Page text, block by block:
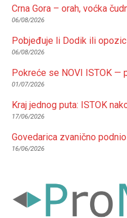
Crna Gora – orah, voćka
06/08/2026
Pobjeđuje li Dodik ili
06/08/2026
Pokreće se NOVI ISTOK —
01/07/2026
Kraj jednog puta: ISTOK
17/06/2026
Govedarica zvanično
16/06/2026